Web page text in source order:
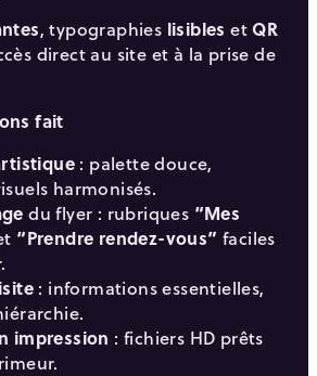
, typographies lisibles etQR
direct au site et à la prise de
fait
: palette douce,
harmonisés.
du flyer : rubriques “Mes
“Prendre rendez-vous” faciles
: informations essentielles,
impression : fichiers HD prêts